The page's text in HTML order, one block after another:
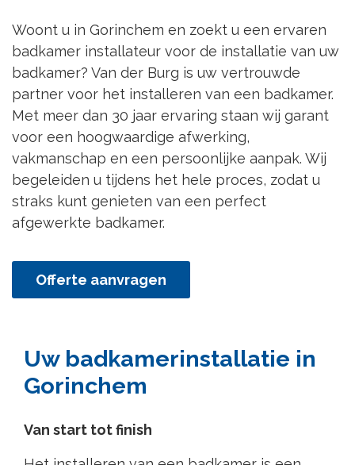
Woont u in Gorinchem en zoekt u een ervaren
badkamer installateur voor de installatie van uw
badkamer? Van der Burg is uw vertrouwde
partner voor het installeren van een badkamer.
Met meer dan 30 jaar ervaring staan wij garant
voor een hoogwaardige afwerking,
vakmanschap en een persoonlijke aanpak. Wij
begeleiden u tijdens het hele proces, zodat u
straks kunt genieten van een perfect
afgewerkte badkamer.
Offerte aanvragen
Uw badkamerinstallatie in
Gorinchem
Van start tot finish